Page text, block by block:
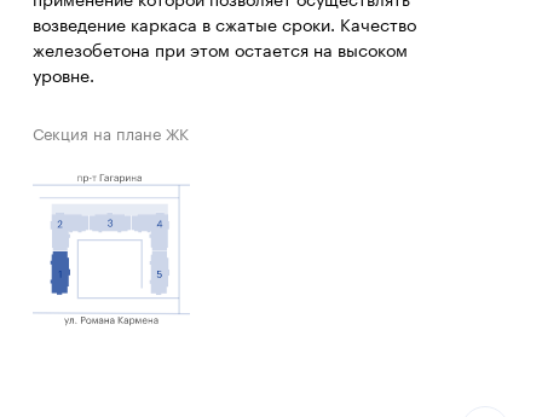
возведение каркаса в сжатые сроки. Качество
железобетона при этом остается на высоком
уровне.
Секция на плане ЖК